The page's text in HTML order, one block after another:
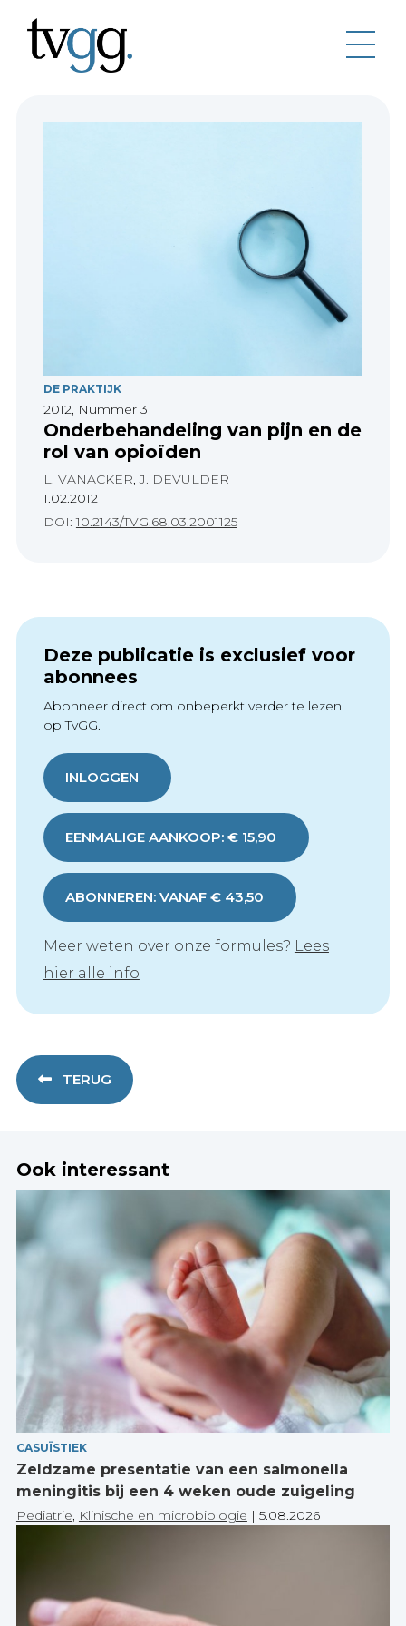
DE PRAKTIJK
2012, Nummer 3
Onderbehandeling van pijn en de
rol van opioïden
L. VANACKER,J. DEVULDER
1.02.2012
DOI:10.2143/TVG.68.03.2001125
Deze publicatie is exclusief voor
abonnees
Abonneer direct om onbeperkt verder te lezen
op TvGG.
INLOGGEN
EENMALIGE AANKOOP: € 15,90
ABONNEREN: VANAF € 43,50
Meer weten over onze formules? Lees
hier alle info
TERUG
Ook interessant
CASUÏSTIEK
Zeldzame presentatie van een salmonella
meningitis bij een 4 weken oude zuigeling
Pediatrie, Klinische en microbiologie | 5.08.2026